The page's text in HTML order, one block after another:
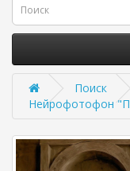
Поиск
Нейрофотофон